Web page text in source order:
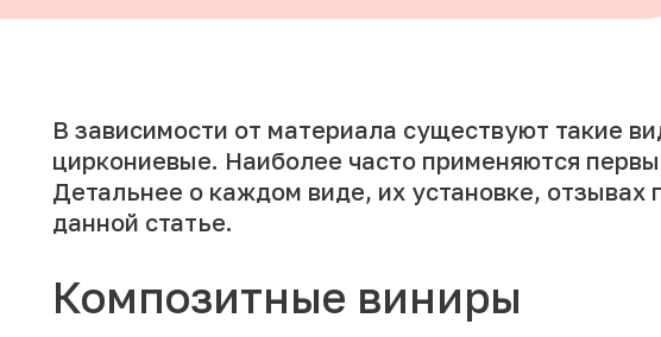
В зависимости от материала существуют такие
циркониевые. Наиболее часто применяются
Детальнее о каждом виде, их установке,
данной статье.
Композитные виниры